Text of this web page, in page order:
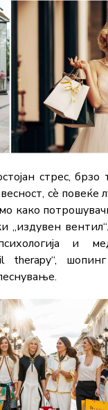
стрес,брзо
сè повеќе
како
„издувен вентил“.
и
therapy“, шопинг